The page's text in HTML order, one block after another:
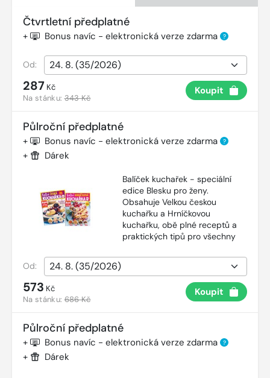
Čtvrtletní předplatné
+ Bonus navíc - elektronická verze zdarma ?
Od:
287 Kč
Na stánku:343 Kč
Koupit
Půlroční předplatné
+ Bonus navíc - elektronická verze zdarma ?
+ Dárek
Balíček kuchařek - speciální
edice Blesku pro ženy.
Obsahuje Velkou českou
kuchařku a Hrníčkovou
kuchařku, obě plné receptů a
praktických tipů pro všechny
Od:
573 Kč
Na stánku:686 Kč
Koupit
Půlroční předplatné
+ Bonus navíc - elektronická verze zdarma ?
+ Dárek